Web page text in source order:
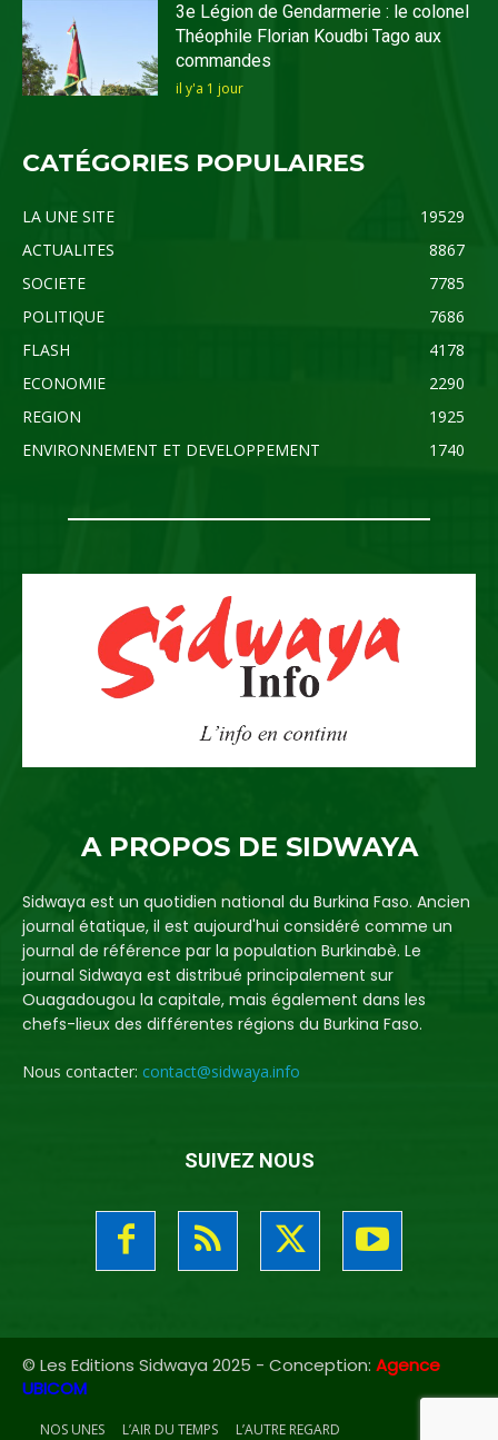
3e Légion de Gendarmerie : le colonel
Théophile Florian Koudbi Tago aux
commandes
il y'a 1 jour
CATÉGORIES POPULAIRES
LA UNE SITE
19529
ACTUALITES
8867
SOCIETE
7785
POLITIQUE
7686
FLASH
4178
ECONOMIE
2290
REGION
1925
ENVIRONNEMENT ET DEVELOPPEMENT
1740
A PROPOS DE SIDWAYA
Sidwaya est un quotidien national du Burkina Faso. Ancien
journal étatique, il est aujourd'hui considéré comme un
journal de référence par la population Burkinabè. Le
journal Sidwaya est distribué principalement sur
Ouagadougou la capitale, mais également dans les
chefs-lieux des différentes régions du Burkina Faso.
Nous contacter: contact@sidwaya.info
SUIVEZ NOUS
© Les Editions Sidwaya 2025 - Conception: Agence
UBICOM
NOS UNES L’AIR DU TEMPS L’AUTRE REGARD